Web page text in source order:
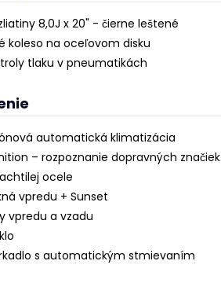
8,0J x 20" - čierne leštené
koleso na oceľovom disku
tlaku v pneumatikách
automatická klimatizácia
– rozpoznanie dopravných značiek
ocele
vpredu + Sunset
vpredu a vzadu
s automatickým stmievaním